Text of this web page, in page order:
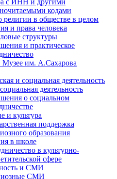
с ИНН и другими
кодами
религии в обществе в целом
и права человека
структуры
и практическое
Музее им. А.Сахарова
и социальная деятельность
деятельность
о социальном
и культура
поддержка
образования
в школе
в культурно-
сфере
и СМИ
СМИ